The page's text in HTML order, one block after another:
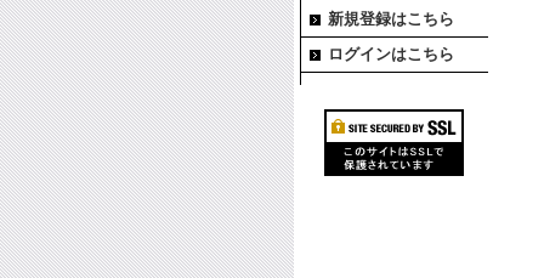
新規登録はこちら
ログインはこちら